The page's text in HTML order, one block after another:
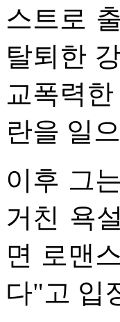
스트로
탈퇴한
교폭력
란을 일
이후 그
거친 욕
면 로맨
다"고 입